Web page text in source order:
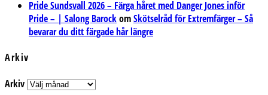
Pride Sundsvall 2026 – Färga håret med Danger Jones inför
Pride – | Salong BarockomSkötselråd för Extremfärger – Så
bevarar du ditt färgade hår längre
Arkiv
Arkiv